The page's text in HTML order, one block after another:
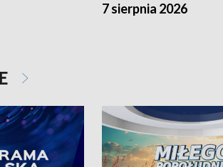
7 sierpnia 2026